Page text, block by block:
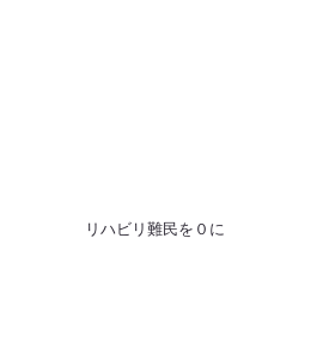
​リハビリ難民を０に